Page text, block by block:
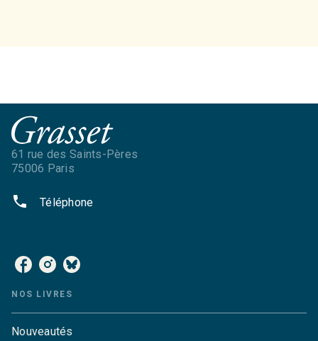
61 rue des Saints-Pères
75006 Paris
phone Téléphone
NOS LIVRES
Nouveautés